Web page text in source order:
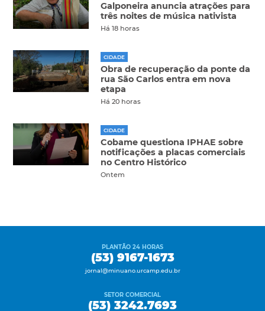
Galponeira anuncia atrações para
três noites de música nativista
Há 18 horas
CIDADE
Obra de recuperação da ponte da
rua São Carlos entra em nova
etapa
Há 20 horas
CIDADE
Cobame questiona IPHAE sobre
notificações a placas comerciais
no Centro Histórico
Ontem
PLANTÃO 24 HORAS
(53) 9167-1673
jornal@minuano.urcamp.edu.br
SETOR COMERCIAL
(53) 3242.7693